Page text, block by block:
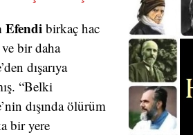
Efendibirkaç hac
ve bir daha
dışarıya
“Belki
dışında ölürüm
bir yere